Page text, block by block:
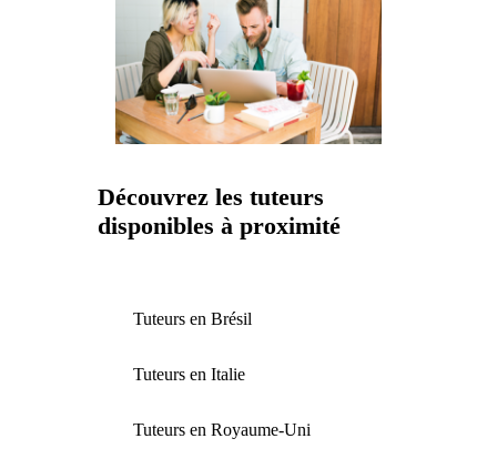
Découvrez les tuteurs
disponibles à proximité
Tuteurs en Brésil
Tuteurs en Italie
Tuteurs en Royaume-Uni